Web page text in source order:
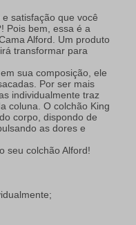
satisfação que você
Pois bem, essa é a
Alford. Um produto
transformar para
sua composição, ele
Por ser mais
individualmente traz
coluna. O colchão King
corpo, dispondo de
as dores e
seu colchão Alford!